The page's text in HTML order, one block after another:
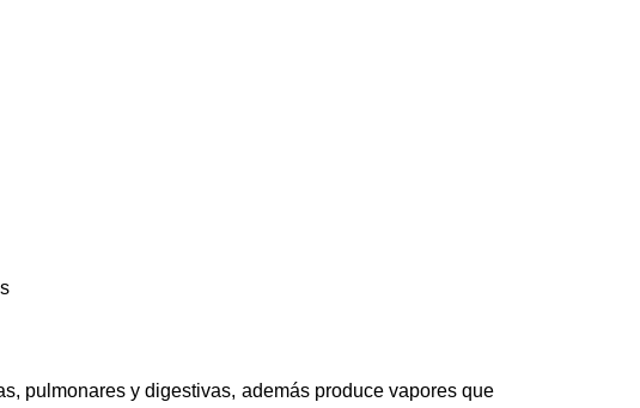
pulmonares y digestivas, además produce vapores que